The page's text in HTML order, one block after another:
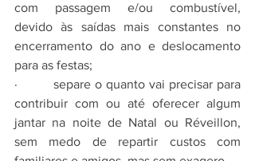
com passagem e/ou combustível,
devido às saídas mais constantes no
encerramento do ano e deslocamento
para as festas;
·         separe o quanto vai precisar para
contribuir com ou até oferecer algum
jantar na noite de Natal ou Réveillon,
sem medo de repartir custos com